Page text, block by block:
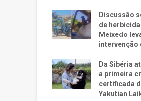
Discussão
de herbicida
Meixedo
intervenção
Da Sibéria
a primeira
certificada
Yakutian